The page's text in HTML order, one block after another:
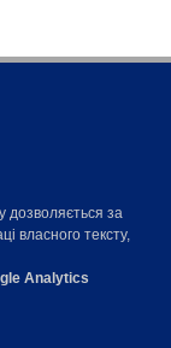
дозволяється за
власного тексту,
Analytics